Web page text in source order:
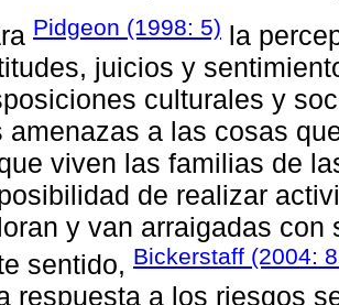
Pidgeon (1998: 5) la
juicios y
culturales y
amenazas a las cosas
viven las familias de
de realizar
y van arraigadas
sentido, Bickerstaff (2004:
respuesta a los riesgos